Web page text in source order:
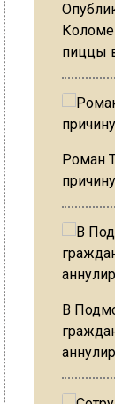
пиццы
Роман
В